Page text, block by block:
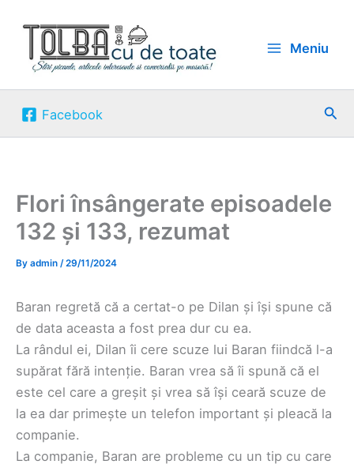
content
Meniu
Facebook
Flori însângerate episoadele
132 și 133, rezumat
By admin /29/11/2024
Baran regretă că a certat-o pe Dilan și își spune că
de data aceasta a fost prea dur cu ea.
La rândul ei, Dilan îi cere scuze lui Baran fiindcă l-a
supărat fără intenție. Baran vrea să îi spună că el
este cel care a greșit și vrea să își ceară scuze de
la ea dar primește un telefon important și pleacă la
companie.
La companie, Baran are probleme cu un tip cu care